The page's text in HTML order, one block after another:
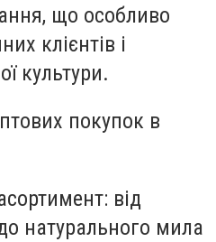
що особливо
клієнтів і
культури.
покупок в
від
натурального мила